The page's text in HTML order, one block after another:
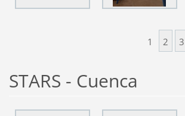
1 2 3
STARS - Cuenca